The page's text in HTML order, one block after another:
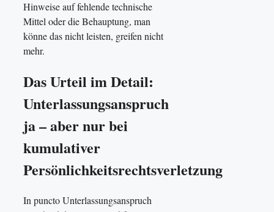
Hinweise auf fehlende technische
Mittel oder die Behauptung, man
könne das nicht leisten, greifen nicht
mehr.
Das Urteil im Detail:
Unterlassungsanspruch
ja – aber nur bei
kumulativer
Persönlichkeitsrechtsverletzung
In puncto Unterlassungsanspruch